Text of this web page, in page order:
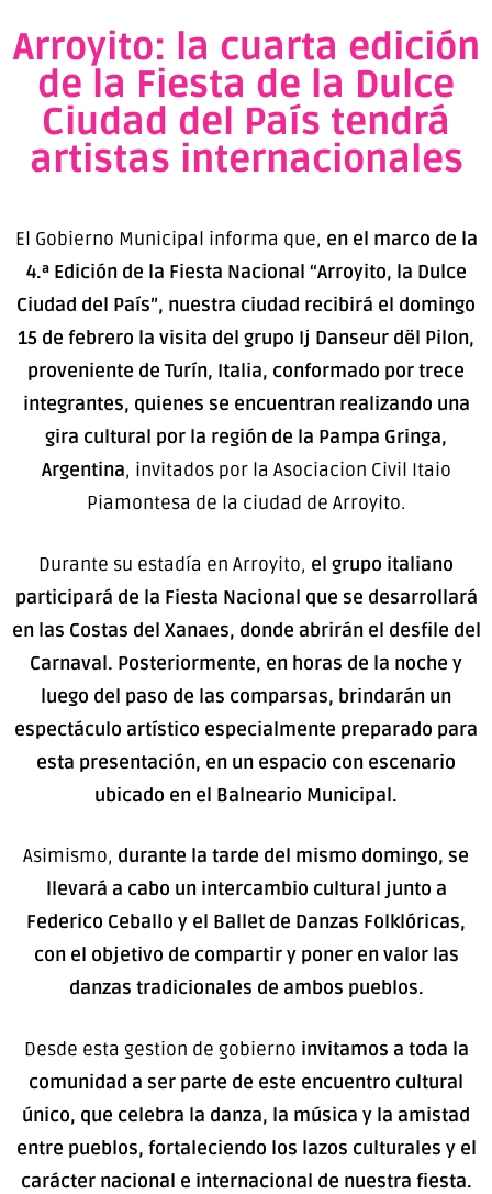
Arroyito: la cuarta edición
de la Fiesta de la Dulce
Ciudad del País tendrá
artistas internacionales
El Gobierno Municipal informa que, en el marco de la
4.ª Edición de la Fiesta Nacional “Arroyito, la Dulce
Ciudad del País”, nuestra ciudad recibirá el domingo
15 de febrero la visita del grupo Ij Danseur dël Pilon,
proveniente de Turín, Italia, conformado por trece
integrantes, quienes se encuentran realizando una
gira cultural por la región de la Pampa Gringa,
Argentina, invitados por la Asociacion Civil Itaio
Piamontesa de la ciudad de Arroyito.
Durante su estadía en Arroyito, el grupo italiano
participará de la Fiesta Nacional que se desarrollará
en las Costas del Xanaes, donde abrirán el desfile del
Carnaval. Posteriormente, en horas de la noche y
luego del paso de las comparsas, brindarán un
espectáculo artístico especialmente preparado para
esta presentación, en un espacio con escenario
ubicado en el Balneario Municipal.
Asimismo, durante la tarde del mismo domingo, se
llevará a cabo un intercambio cultural junto a
Federico Ceballo y el Ballet de Danzas Folklóricas,
con el objetivo de compartir y poner en valor las
danzas tradicionales de ambos pueblos.
Desde esta gestion de gobierno invitamos a toda la
comunidad a ser parte de este encuentro cultural
único, que celebra la danza, la música y la amistad
entre pueblos, fortaleciendo los lazos culturales y el
carácter nacional e internacional de nuestra fiesta.